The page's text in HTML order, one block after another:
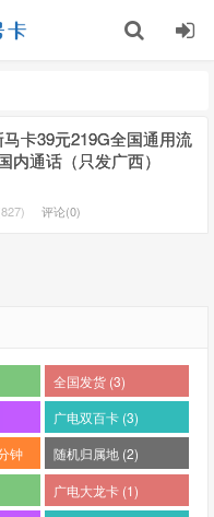
卡39元219G全国通用流
内通话（只发广西）
评论(0)
全国发货 (3)
广电双百卡 (3)
钟
随机归属地 (2)
广电大龙卡 (1)